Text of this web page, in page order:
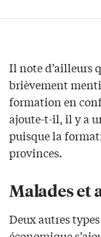
Il note d’ailleurs
brièvement
formation en
ajoute-t-il, il y a
puisque la
provinces.
Malades et
Deux autres